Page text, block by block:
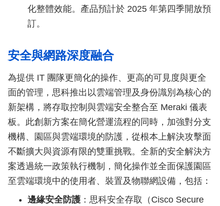
化整體效能。產品預計於 2025 年第四季開放預
訂。
安全與網路深度融合
為提供 IT 團隊更簡化的操作、更高的可見度與更全
面的管理，思科推出以雲端管理及身份識別為核心的
新架構，將存取控制與雲端安全整合至 Meraki 儀表
板。此創新方案在簡化營運流程的同時，加強對分支
機構、園區與雲端環境的防護，從根本上解決攻擊面
不斷擴大與資源有限的雙重挑戰。全新的安全解決方
案透過統一政策執行機制，簡化操作並全面保護園區
至雲端環境中的使用者、裝置及物聯網設備，包括：
邊緣安全防護：思科安全存取（Cisco Secure